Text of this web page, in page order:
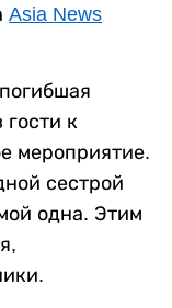
Asia News
гости к
мероприятие.
сестрой
одна. Этим